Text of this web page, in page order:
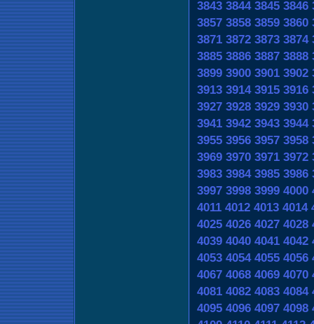
3843 3844 3845 3846
3857 3858 3859 3860
3871 3872 3873 3874
3885 3886 3887 3888
3899 3900 3901 3902
3913 3914 3915 3916
3927 3928 3929 3930
3941 3942 3943 3944
3955 3956 3957 3958
3969 3970 3971 3972
3983 3984 3985 3986
3997 3998 3999 4000
4011 4012 4013 4014
4025 4026 4027 4028
4039 4040 4041 4042
4053 4054 4055 4056
4067 4068 4069 4070
4081 4082 4083 4084
4095 4096 4097 4098